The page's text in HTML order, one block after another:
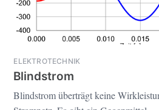
ELEKTROTECHNIK
Blindstrom
Blindstrom überträgt keine